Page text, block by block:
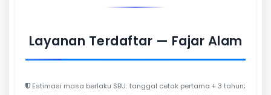
Layanan Terdaftar — Fajar Alam
Estimasi masa berlaku SBU: tanggal cetak pertama + 3 tahun;